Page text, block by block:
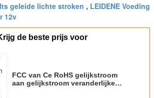
geleide lichte stroken , LEIDENE Voeding
12v
de beste prijs voor
FCC van Ce RoHS gelijkstroom
aan gelijkstroom veranderlijke